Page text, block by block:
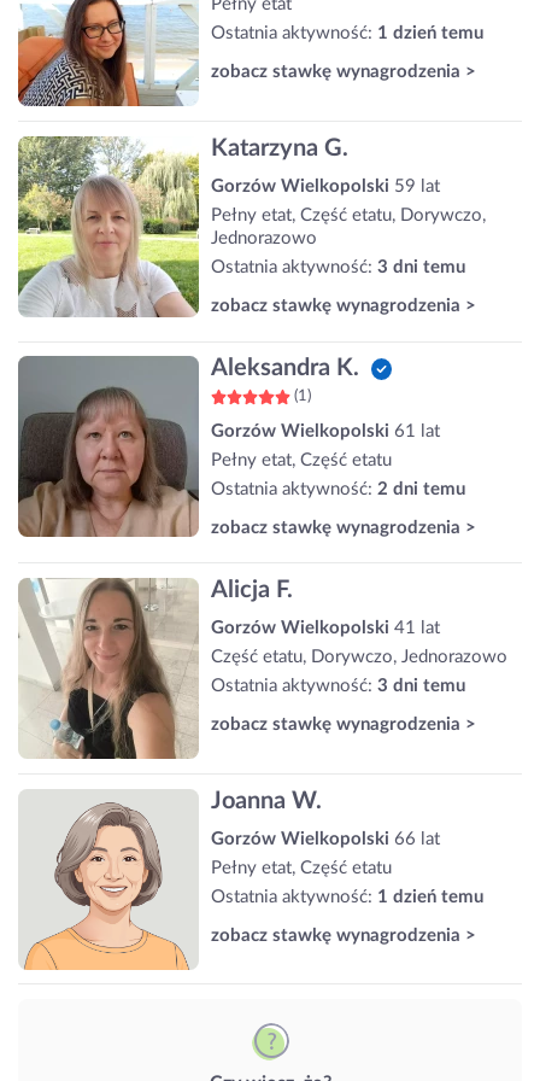
Pełny etat
Ostatnia aktywność: 1 dzień temu
zobacz stawkę wynagrodzenia >
Katarzyna G.
Gorzów Wielkopolski 59 lat
Pełny etat, Część etatu, Dorywczo,
Jednorazowo
Ostatnia aktywność: 3 dni temu
zobacz stawkę wynagrodzenia >
Aleksandra K.
(1)
Gorzów Wielkopolski 61 lat
Pełny etat, Część etatu
Ostatnia aktywność: 2 dni temu
zobacz stawkę wynagrodzenia >
Alicja F.
Gorzów Wielkopolski 41 lat
Część etatu, Dorywczo, Jednorazowo
Ostatnia aktywność: 3 dni temu
zobacz stawkę wynagrodzenia >
Joanna W.
Gorzów Wielkopolski 66 lat
Pełny etat, Część etatu
Ostatnia aktywność: 1 dzień temu
zobacz stawkę wynagrodzenia >